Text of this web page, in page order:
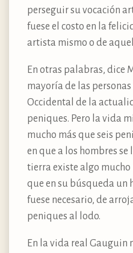
perseguir su vocación
fuese el costo en la
artista mismo o de
En otras palabras, dice
mayoría de las
Occidental de la
peniques. Pero la vida
mucho más que seis
en que a los hombres
tierra existe algo
que en su búsqueda un
fuese necesario, de
peniques al lodo.
En la vida real Gauguin